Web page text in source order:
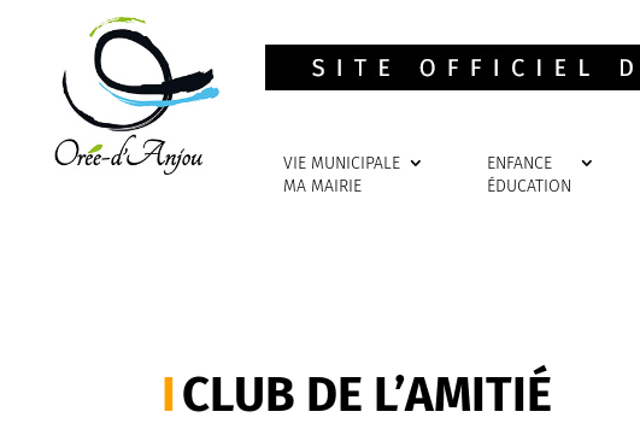
VIE MUNICIPALE
MA MAIRIE
ENFANCE
ÉDUCATION
CLUB DE L’AMITIÉ